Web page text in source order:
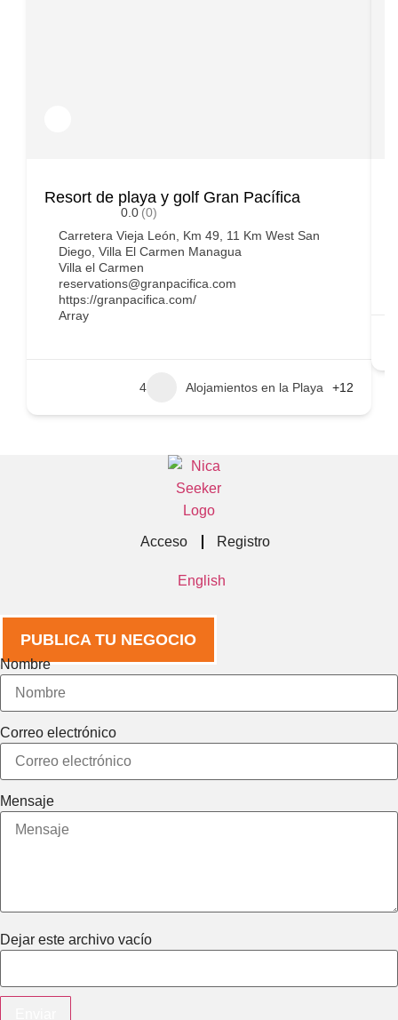
Resort de playa y golf Gran Pacífica
0.0 (0)
Carretera Vieja León, Km 49, 11 Km West San
Diego, Villa El Carmen Managua
Villa el Carmen
reservations@granpacifica.com
https://granpacifica.com/
Array
4 Alojamientos en la Playa +12
Acceso Registro
English
PUBLICA TU NEGOCIO
Nombre
Correo electrónico
Mensaje
Dejar este archivo vacío